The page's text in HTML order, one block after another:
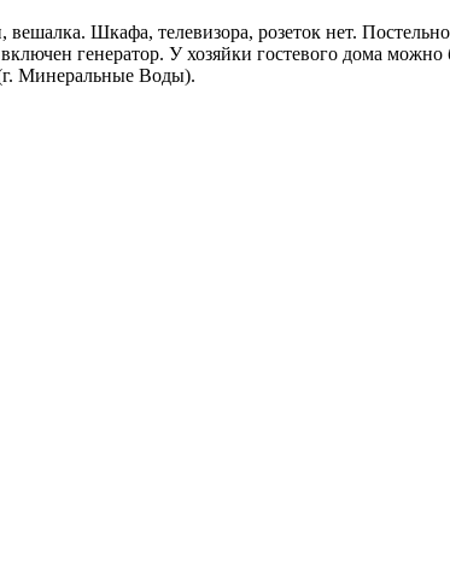
Шкафа, телевизора, розеток нет.
генератор. У хозяйки гостевого дома
Минеральные Воды).